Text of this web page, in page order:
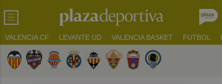
VALENCIA CF LEVANTE UD VALENCIA BASKET FUTBOL